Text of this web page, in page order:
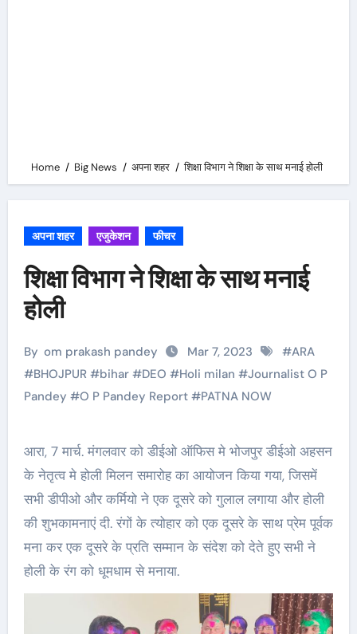
Home Big News अपना शहर शिक्षा विभाग ने शिक्षा के साथ मनाई होली
अपना शहर एजुकेशन फीचर
शिक्षा विभाग ने शिक्षा के साथ मनाई
होली
By om prakash pandey Mar 7, 2023 #ARA
#BHOJPUR#bihar#DEO #Holi milan #Journalist O P
Pandey #O P Pandey Report#PATNA NOW
आरा, 7 मार्च. मंगलवार को डीईओ ऑफिस मे भोजपुर डीईओ अहसन
के नेतृत्व मे होली मिलन समारोह का आयोजन किया गया, जिसमें
सभी डीपीओ और कर्मियो ने एक दूसरे को गुलाल लगाया और होली
की शुभकामनाएं दी. रंगों के त्योहार को एक दूसरे के साथ प्रेम पूर्वक
मना कर एक दूसरे के प्रति सम्मान के संदेश को देते हुए सभी ने
होली के रंग को धूमधाम से मनाया.